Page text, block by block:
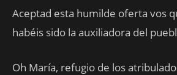
Aceptad esta humilde oferta vos
habéis sido la auxiliadora del
Oh María, refugio de los